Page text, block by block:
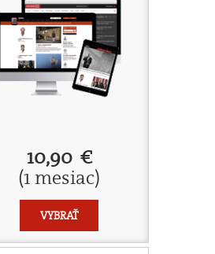
10,90 €
(1 mesiac)
VYBRAŤ